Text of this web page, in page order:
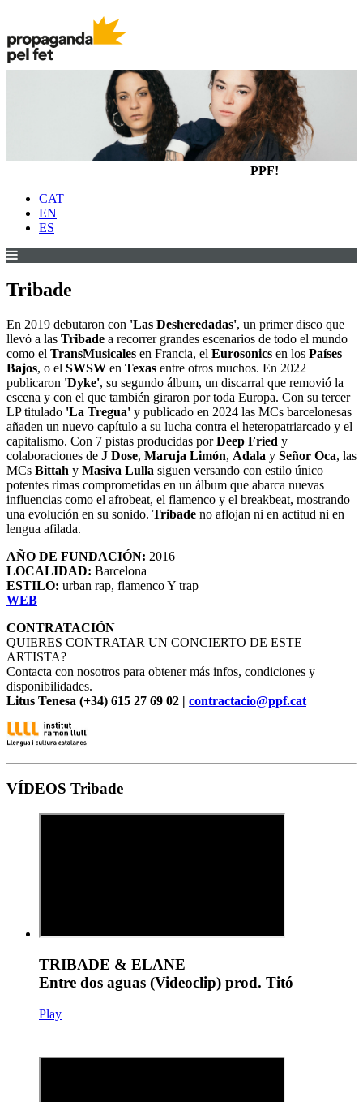
PPF!
CAT
EN
ES
Tribade
En 2019 debutaron con 'Las Desheredadas', un primer disco que
llevó a las Tribade a recorrer grandes escenarios de todo el mundo
como el TransMusicales en Francia, el Eurosonics en los Países
Bajos, o el SWSW en Texas entre otros muchos. En 2022
publicaron 'Dyke', su segundo álbum, un discarral que removió la
escena y con el que también giraron por toda Europa. Con su tercer
LP titulado 'La Tregua' y publicado en 2024 las MCs barcelonesas
añaden un nuevo capítulo a su lucha contra el heteropatriarcado y el
capitalismo. Con 7 pistas producidas porDeep Fried y
colaboraciones de J Dose, Maruja Limón, Adala y Señor Oca, las
MCs Bittah y Masiva Lulla siguen versando con estilo único
potentes rimas comprometidas en un álbum que abarca nuevas
influencias como el afrobeat, el flamenco y el breakbeat, mostrando
una evolución en su sonido. Tribade no aflojan ni en actitud ni en
lengua afilada.
AÑO DE FUNDACIÓN: 2016
LOCALIDAD: Barcelona
ESTILO: urban rap, flamenco Y trap
WEB
CONTRATACIÓN
QUIERES CONTRATAR UN CONCIERTO DE ESTE
ARTISTA?
Contacta con nosotros para obtener más infos, condiciones y
disponibilidades.
Litus Tenesa (+34) 615 27 69 02 | contractacio@ppf.cat
VÍDEOS Tribade
TRIBADE & ELANE
Entre dos aguas (Videoclip) prod. Titó
Play